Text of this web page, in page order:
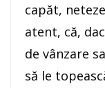
capăt,
atent, că,
de vânzare
să le